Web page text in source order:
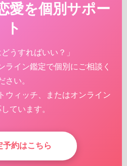
愛を個別サポー
ト
どうすればいい？」
ライン鑑定で個別にご相談く
さい。
ウィッチ、またはオンライン
ています。
予約はこちら